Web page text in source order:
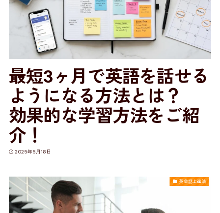
最短3ヶ月で英語を話せる
ようになる方法とは？
効果的な学習方法をご紹
介！
2025年5月18日
英会話上達法